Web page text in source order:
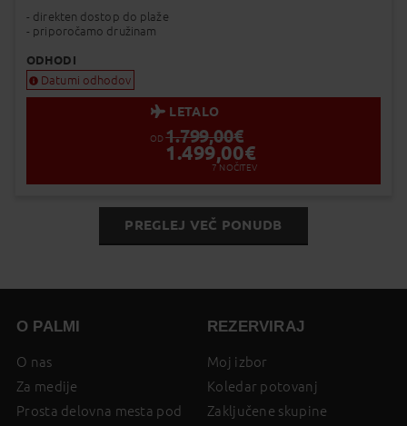
- direkten dostop do plaže
- priporočamo družinam
ODHODI
Datumi odhodov
LETALO
OD1.799,00€
1.499,00€
7 NOČITEV
PREGLEJ VEČ PONUDB
O PALMI
O nas
Za medije
Prosta delovna mesta pod
REZERVIRAJ
Moj izbor
Koledar potovanj
Zaključene skupine